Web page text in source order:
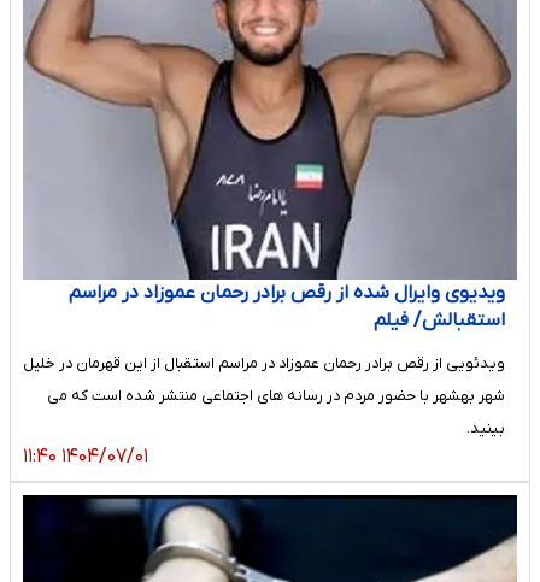
ویدیوی وایرال شده از رقص برادر رحمان عموزاد در مراسم
استقبالش/ فیلم
ویدئویی از رقص برادر رحمان عموزاد در مراسم استقبال از این قهرمان در خلیل
شهر بهشهر با حضور مردم در رسانه های اجتماعی منتشر شده است که می
بینید.
۱۴۰۴/۰۷/۰۱ ۱۱:۴۰